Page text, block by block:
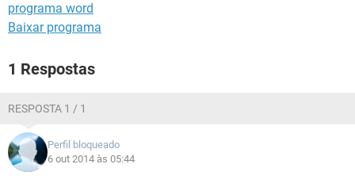
programa word
Baixar programa
1 Respostas
RESPOSTA 1 / 1
Perfil bloqueado
6 out 2014 às 05:44